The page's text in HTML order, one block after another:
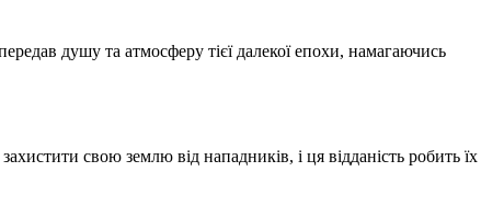
душу та атмосферу тієї далекої епохи, намагаючись
свою землю від нападників, і ця відданість робить їх